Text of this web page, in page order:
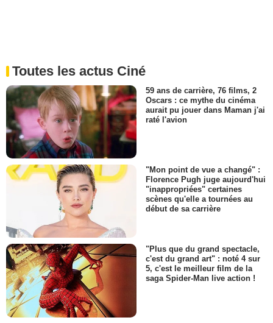
Toutes les actus Ciné
59 ans de carrière, 76 films, 2
Oscars : ce mythe du cinéma
aurait pu jouer dans Maman j'ai
raté l'avion
"Mon point de vue a changé" :
Florence Pugh juge aujourd'hui
"inappropriées" certaines
scènes qu'elle a tournées au
début de sa carrière
"Plus que du grand spectacle,
c'est du grand art" : noté 4 sur
5, c'est le meilleur film de la
saga Spider-Man live action !